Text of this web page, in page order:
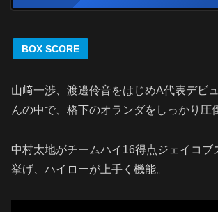
BOX SCORE
山﨑一渉、渡邊伶音をはじめA代表デビ
んの中で、格下のオランダをしっかり圧
中村太地がチームハイ16得点ジェイコブ
挙げ、ハイローが上手く機能。